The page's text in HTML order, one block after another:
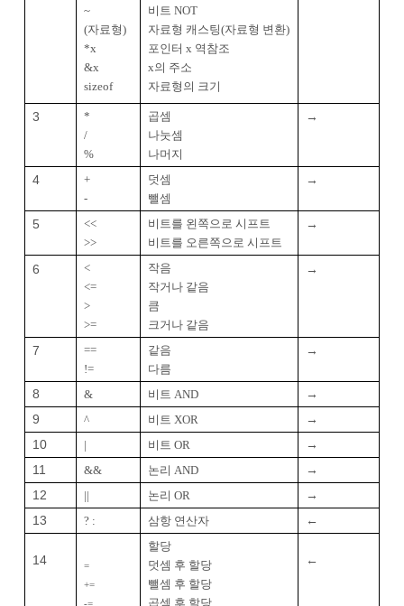
~
(자료형)
*x
&x
sizeof
비트 NOT
자료형 캐스팅(자료형 변환)
포인터 x 역참조
x의 주소
자료형의 크기
3
*
/
%
곱셈
나눗셈
나머지
→
4
+
-
덧셈
뺄셈
→
5
<<
>>
비트를 왼쪽으로 시프트
비트를 오른쪽으로 시프트
→
6
<
<=
>
>=
작음
작거나 같음
큼
크거나 같음
→
7
==
!=
같음
다름
→
8 & 비트 AND
→
9
^ 비트 XOR
→
10
비트 OR
→
11
&& 논리 AND
→
12
논리 OR
→
13
? : 삼항 연산자 ←
14
=
+=
-=
할당
덧셈 후 할당
뺄셈 후 할당
←